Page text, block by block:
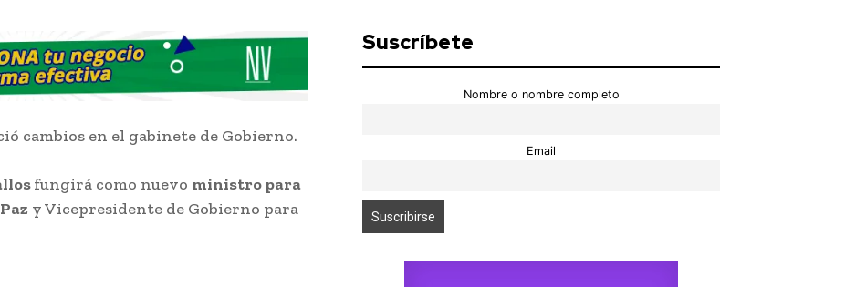
cambios en el gabinete de Gobierno.
fungirá como nuevo ministro para
y Vicepresidente de Gobierno para
Suscríbete
Nombre o nombre completo
Email